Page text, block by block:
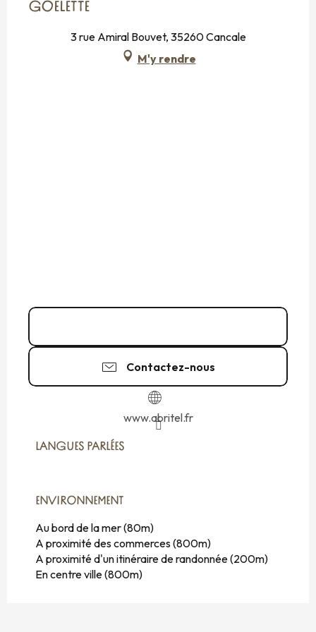
GOËLETTE
3 rue Amiral Bouvet, 35260 Cancale
M'y rendre
Contactez-nous
www.abritel.fr
LANGUES PARLÉES
LANGUES PARLÉES
ENVIRONNEMENT
ENVIRONNEMENT
Au bord de la mer(80m)
A proximité des commerces(800m)
A proximité d'un itinéraire de randonnée(200m)
En centre ville(800m)